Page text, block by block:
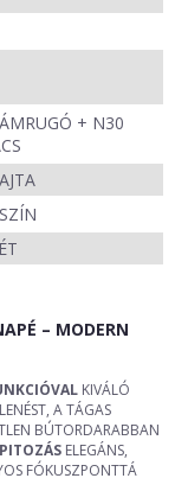
+ N30
– MODERN
KIVÁLÓ
A TÁGAS
BÚTORDARABBAN
ELEGÁNS,
FÓKUSZPONTTÁ